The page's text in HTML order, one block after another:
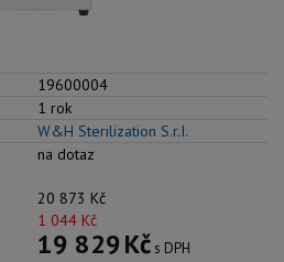
19600004
1 rok
W&H Sterilization S.r.I.
na dotaz
20 873 Kč
1 044 Kč
19 829Kč s DPH